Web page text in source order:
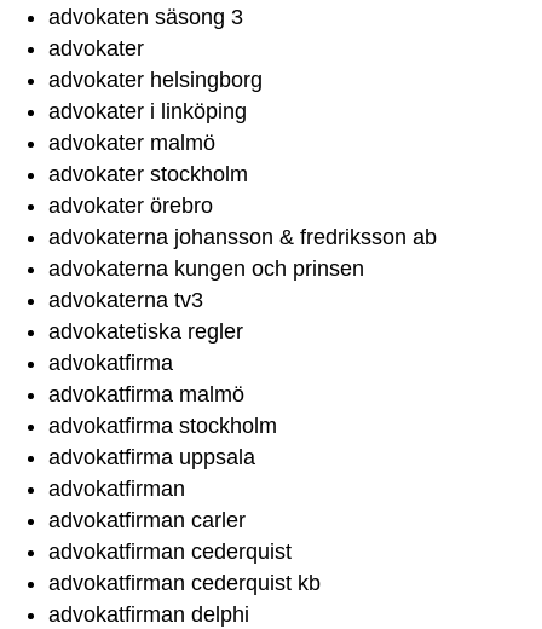
advokaten säsong 3
advokater
advokater helsingborg
advokater i linköping
advokater malmö
advokater stockholm
advokater örebro
advokaterna johansson & fredriksson ab
advokaterna kungen och prinsen
advokaterna tv3
advokatetiska regler
advokatfirma
advokatfirma malmö
advokatfirma stockholm
advokatfirma uppsala
advokatfirman
advokatfirman carler
advokatfirman cederquist
advokatfirman cederquist kb
advokatfirman delphi